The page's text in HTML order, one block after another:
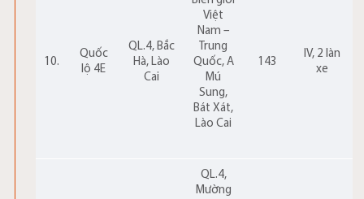
10.
Quốc
lộ 4E
QL.4, Bắc
Hà, Lào
Cai
Việt
Nam –
Trung
Quốc, A
Mú
Sung,
Bát Xát,
Lào Cai
143
IV, 2 làn
xe
QL.4,
Mường